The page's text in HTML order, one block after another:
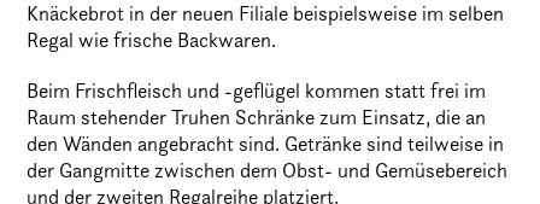
Knäckebrot in der neuen Filiale beispielsweise im selben
Regal wie frische Backwaren.
Beim Frischfleisch und -geflügel kommen statt frei im
Raum stehender Truhen Schränke zum Einsatz, die an
den Wänden angebracht sind. Getränke sind teilweise in
der Gangmitte zwischen dem Obst- und Gemüsebereich
und der zweiten Regalreihe platziert.